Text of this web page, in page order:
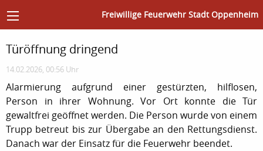
Freiwillige Feuerwehr Stadt Oppenheim
Türöffnung dringend
14.02.2026, 00:56 Uhr
Alarmierung aufgrund einer gestürzten, hilflosen,
Person in ihrer Wohnung. Vor Ort konnte die Tür
gewaltfrei geöffnet werden. Die Person wurde von einem
Trupp betreut bis zur Übergabe an den Rettungsdienst.
Danach war der Einsatz für die Feuerwehr beendet.